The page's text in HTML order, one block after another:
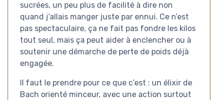
sucrées, un peu plus de facilité à dire non
quand j’allais manger juste par ennui. Ce n’est
pas spectaculaire, ça ne fait pas fondre les kilos
tout seul, mais ça peut aider à enclencher ou à
soutenir une démarche de perte de poids déjà
engagée.
Il faut le prendre pour ce que c’est : un élixir de
Bach orienté minceur, avec une action surtout